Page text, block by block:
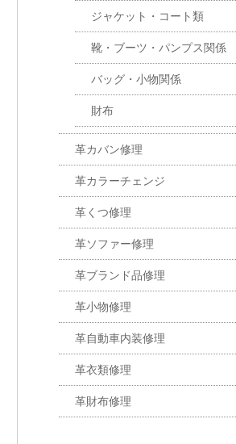
ジャケット・コート類
靴・ブーツ・パンプス関係
バッグ・小物関係
財布
革カバン修理
革カラーチェンジ
革くつ修理
革ソファー修理
革ブランド品修理
革小物修理
革自動車内装修理
革衣類修理
革財布修理